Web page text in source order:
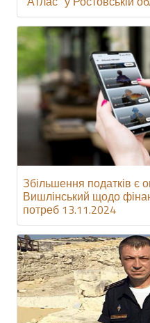
Збільшення податків є
Вишлінський щодо
потреб 13.11.2024